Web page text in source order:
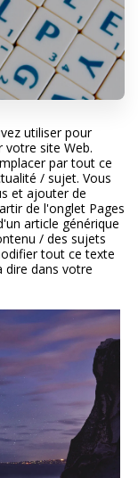
utiliser pour
site Web.
par tout ce
/ sujet. Vous
et ajouter de
de l'onglet Pages
article générique
/ des sujets
tout ce texte
dire dans votre